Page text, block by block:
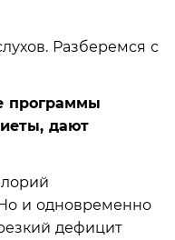
Разберемся с
программы
дают
и одновременно
дефицит